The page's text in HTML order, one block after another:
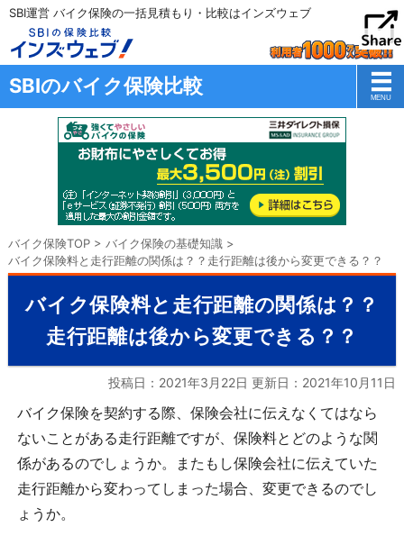
SBI運営 バイク保険の一括見積もり・比較はインズウェブ
SBIのバイク保険比較
バイク保険TOP> バイク保険の基礎知識 >
バイク保険料と走行距離の関係は？？走行距離は後から変更できる？？
バイク保険料と走行距離の関係は？？
走行距離は後から変更できる？？
投稿日：2021年3月22日 更新日： 2021年10月11日
バイク保険を契約する際、保険会社に伝えなくてはなら
ないことがある走行距離ですが、保険料とどのような関
係があるのでしょうか。またもし保険会社に伝えていた
走行距離から変わってしまった場合、変更できるのでし
ょうか。